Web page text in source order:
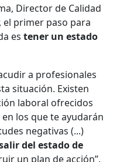
Director de Calidad
el primer paso para
estener un estado
a profesionales
situación. Existen
laboral ofrecidos
los que te ayudarán
negativas (...)
del estado de
un plan de acción”,